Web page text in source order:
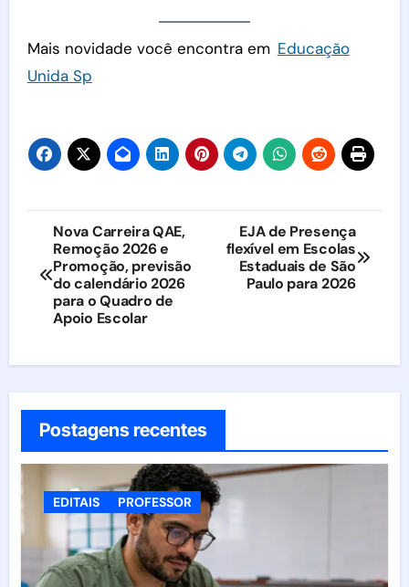
Mais novidade você encontra em Educação
Unida Sp
Navegação
de
Post
Nova Carreira QAE,
Remoção 2026 e
Promoção, previsão
do calendário 2026
para o Quadro de
Apoio Escolar
EJA de Presença
flexível em Escolas
Estaduais de São
Paulo para 2026
Postagens recentes
EDITAIS PROFESSOR